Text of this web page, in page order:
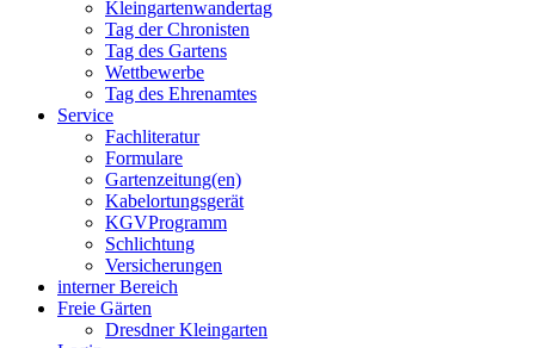
Kleingartenwandertag
Tag der Chronisten
Tag des Gartens
Wettbewerbe
Tag des Ehrenamtes
Service
Fachliteratur
Formulare
Gartenzeitung(en)
Kabelortungsgerät
KGVProgramm
Schlichtung
Versicherungen
interner Bereich
Freie Gärten
Dresdner Kleingarten